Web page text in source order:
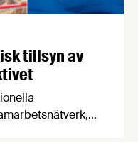
tillsyn av